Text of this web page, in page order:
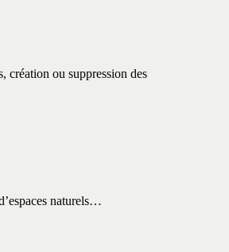
création ou suppression des
naturels…